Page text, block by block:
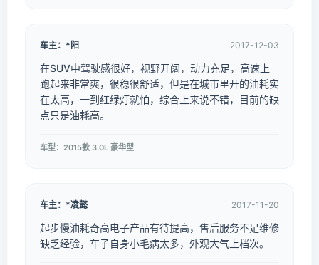
车主：*阳 2017-12-03
在SUV中驾驶感很好，视野开阔，动力充足，高速上
跑起来非常爽，很稳很舒适，但是在城市里开的油耗实
在太高，一到红绿灯就怕，综合上来说不错，目前的缺
点只是油耗高。
车型：2015款 3.0L 豪华型
车主：*凌懿 2017-11-20
起步慢油耗奇高电子产品有待提高，售后服务不足维修
缺乏经验，车子自身小毛病太多，外观大气上档次。